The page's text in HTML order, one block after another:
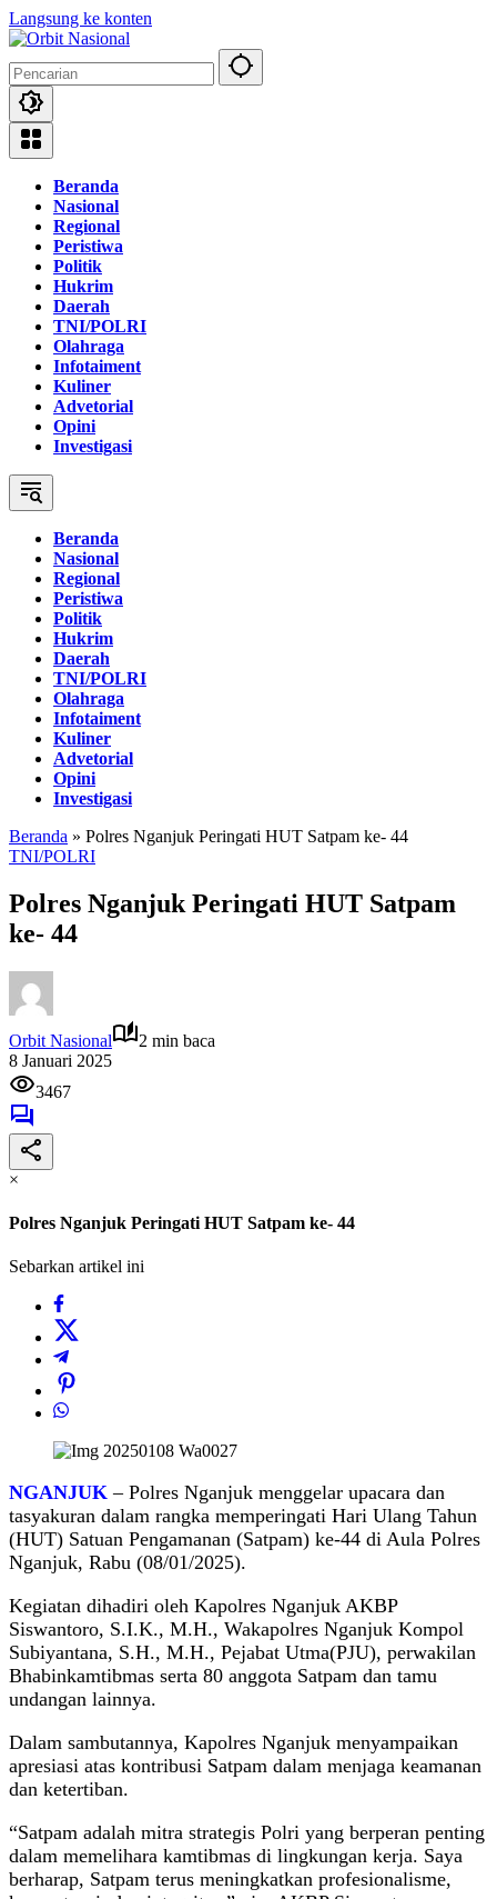
Langsung ke konten
Beranda
Nasional
Regional
Peristiwa
Politik
Hukrim
Daerah
TNI/POLRI
Olahraga
Infotaiment
Kuliner
Advetorial
Opini
Investigasi
Beranda
Nasional
Regional
Peristiwa
Politik
Hukrim
Daerah
TNI/POLRI
Olahraga
Infotaiment
Kuliner
Advetorial
Opini
Investigasi
Beranda » Polres Nganjuk Peringati HUT Satpam ke- 44
TNI/POLRI
Polres Nganjuk Peringati HUT Satpam
ke- 44
Orbit Nasional
2 min baca
8 Januari 2025
3467
×
Polres Nganjuk Peringati HUT Satpam ke- 44
Sebarkan artikel ini
NGANJUK – Polres Nganjuk menggelar upacara dan
tasyakuran dalam rangka memperingati Hari Ulang Tahun
(HUT) Satuan Pengamanan (Satpam) ke-44 di Aula Polres
Nganjuk, Rabu (08/01/2025).
Kegiatan dihadiri oleh Kapolres Nganjuk AKBP
Siswantoro, S.I.K., M.H., Wakapolres Nganjuk Kompol
Subiyantana, S.H., M.H., Pejabat Utma(PJU), perwakilan
Bhabinkamtibmas serta 80 anggota Satpam dan tamu
undangan lainnya.
Dalam sambutannya, Kapolres Nganjuk menyampaikan
apresiasi atas kontribusi Satpam dalam menjaga keamanan
dan ketertiban.
“Satpam adalah mitra strategis Polri yang berperan penting
dalam memelihara kamtibmas di lingkungan kerja. Saya
berharap, Satpam terus meningkatkan profesionalisme,